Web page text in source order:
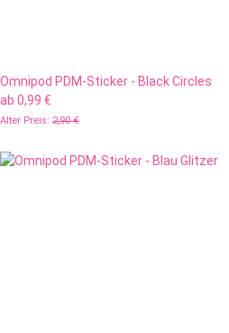
Omnipod PDM-Sticker - Black Circles
ab 0,99 €
Alter Preis: 2,90 €